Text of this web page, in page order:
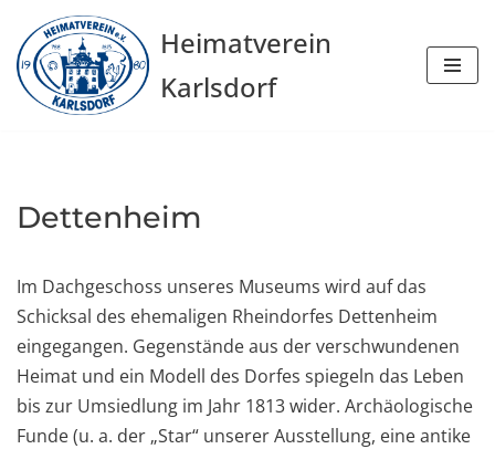
Zum
Inhalt
springen
Heimatverein
Karlsdorf
Dettenheim
Im Dachgeschoss unseres Museums wird auf das
Schicksal des ehemaligen Rheindorfes Dettenheim
eingegangen. Gegenstände aus der verschwundenen
Heimat und ein Modell des Dorfes spiegeln das Leben
bis zur Umsiedlung im Jahr 1813 wider. Archäologische
Funde (u. a. der „Star“ unserer Ausstellung, eine antike